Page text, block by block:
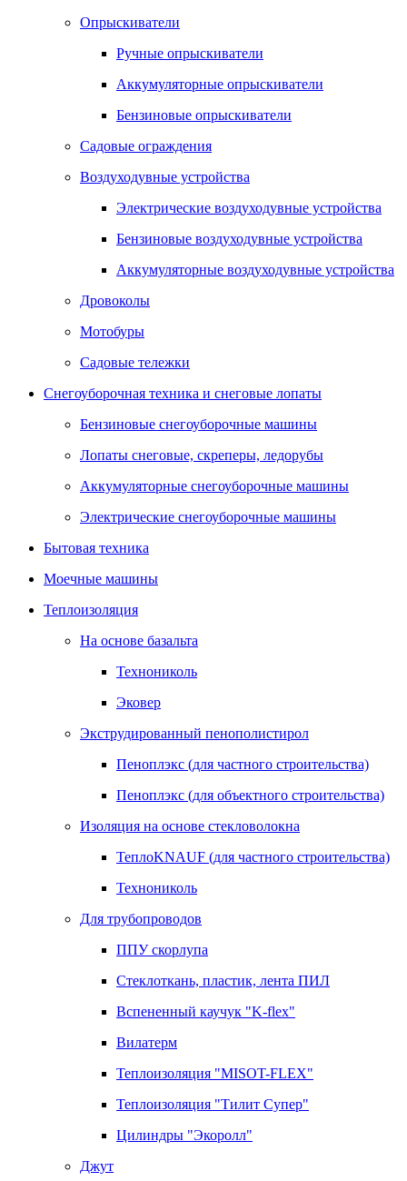
Опрыскиватели
Ручные опрыскиватели
Аккумуляторные опрыскиватели
Бензиновые опрыскиватели
Садовые ограждения
Воздуходувные устройства
Электрические воздуходувные устройства
Бензиновые воздуходувные устройства
Аккумуляторные воздуходувные устройства
Дровоколы
Мотобуры
Садовые тележки
Снегоуборочная техника и снеговые лопаты
Бензиновые снегоуборочные машины
Лопаты снеговые, скреперы, ледорубы
Аккумуляторные снегоуборочные машины
Электрические снегоуборочные машины
Бытовая техника
Моечные машины
Теплоизоляция
На основе базальта
Технониколь
Эковер
Экструдированный пенополистирол
Пеноплэкс (для частного строительства)
Пеноплэкс (для объектного строительства)
Изоляция на основе стекловолокна
ТеплоKNAUF (для частного строительства)
Технониколь
Для трубопроводов
ППУ скорлупа
Стеклоткань, пластик, лента ПИЛ
Вспененный каучук "K-flex"
Вилатерм
Теплоизоляция "MISOT-FLEX"
Теплоизоляция "Тилит Супер"
Цилиндры "Экоролл"
Джут